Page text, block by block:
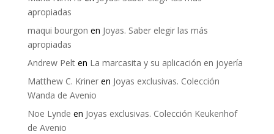
apropiadas
maqui bourgon en Joyas. Saber elegir las más
apropiadas
Andrew Pelten La marcasita y su aplicación en joyería
Matthew C. Krineren Joyas exclusivas. Colección
Wanda de Avenio
Noe Lynde en Joyas exclusivas. Colección Keukenhof
de Avenio